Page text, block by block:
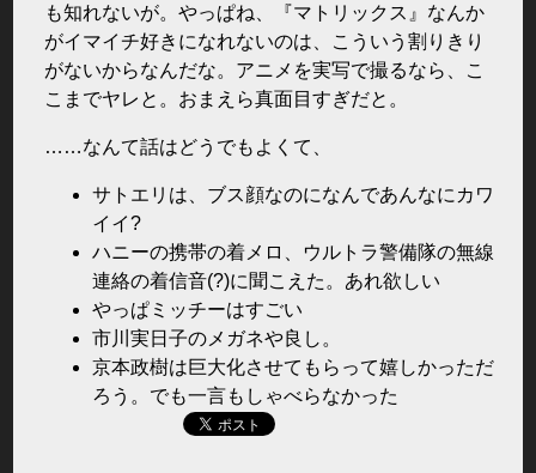
も知れないが。やっぱね、『マトリックス』なんか
がイマイチ好きになれないのは、こういう割りきり
がないからなんだな。アニメを実写で撮るなら、こ
こまでヤレと。おまえら真面目すぎだと。
……なんて話はどうでもよくて、
サトエリは、ブス顔なのになんであんなにカワ
イイ?
ハニーの携帯の着メロ、ウルトラ警備隊の無線
連絡の着信音(?)に聞こえた。あれ欲しい
やっぱミッチーはすごい
市川実日子のメガネや良し。
京本政樹は巨大化させてもらって嬉しかっただ
ろう。でも一言もしゃべらなかった